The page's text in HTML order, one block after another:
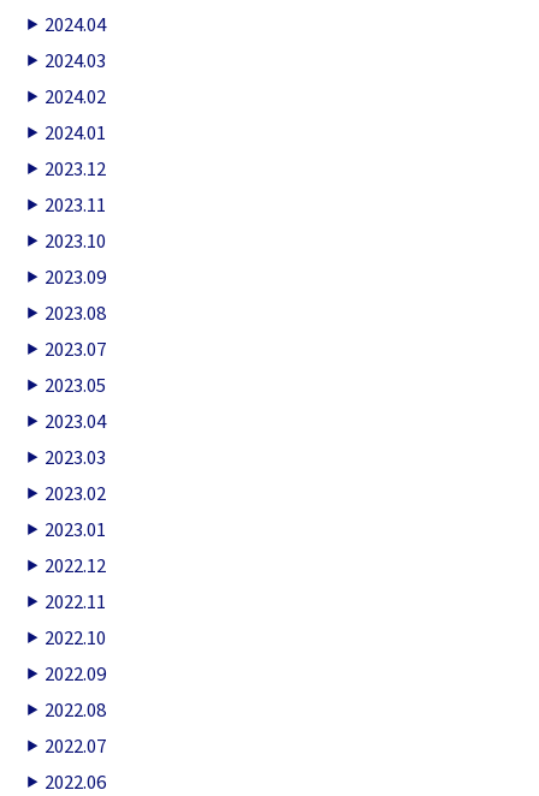
2024.04
2024.03
2024.02
2024.01
2023.12
2023.11
2023.10
2023.09
2023.08
2023.07
2023.05
2023.04
2023.03
2023.02
2023.01
2022.12
2022.11
2022.10
2022.09
2022.08
2022.07
2022.06